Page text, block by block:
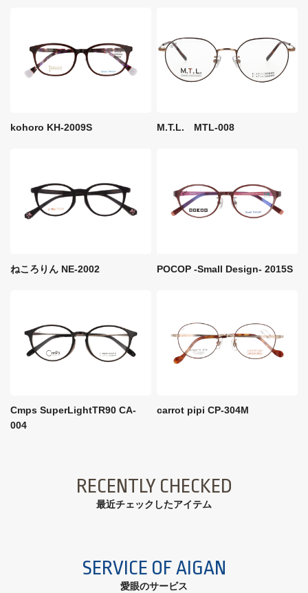
kohoro KH-2009S M.T.L. MTL-008
ねころりん NE-2002 POCOP -Small Design- 2015S
Cmps SuperLightTR90 CA-
004
carrot pipi CP-304M
RECENTLY CHECKED
最近チェックしたアイテム
SERVICE OF AIGAN
愛眼のサービス